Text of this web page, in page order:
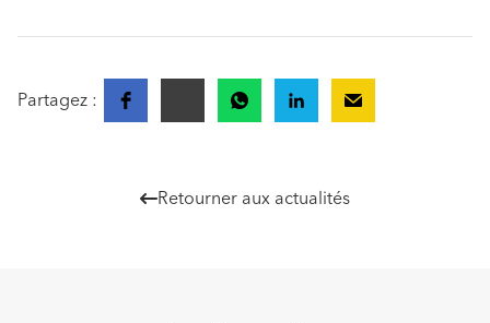
Partagez :
Retourner aux actualités